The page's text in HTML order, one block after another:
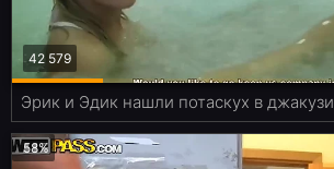
42 579
Эрик и Эдик нашли потаскух в джакузи
58%